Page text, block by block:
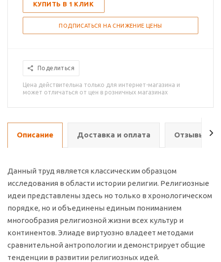
КУПИТЬ В 1 КЛИК
ПОДПИСАТЬСЯ НА СНИЖЕНИЕ ЦЕНЫ
Поделиться
Цена действительна только для интернет-магазина и
может отличаться от цен в розничных магазинах
Описание Доставка и оплата Отзывы о
Данный труд является классическим образцом
исследования в области истории религии. Религиозные
идеи представлены здесь но только в хронологическом
порядке, но и объединены единым пониманием
многообразия религиозной жизни всех культур и
континентов. Элиаде виртуозно владеет методами
сравнительной антропологии и демонстрирует общие
тенденции в развитии религиозных идей.